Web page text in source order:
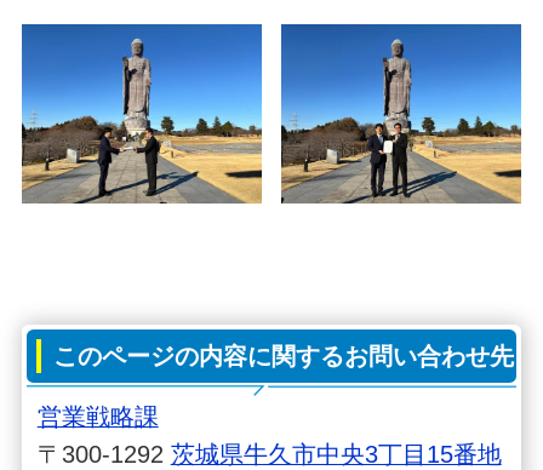
このページの内容に関するお問い合わせ先
営業戦略課
〒300-1292 茨城県牛久市中央3丁目15番地